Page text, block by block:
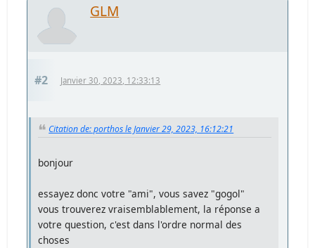
GLM
#2 Janvier 30, 2023, 12:33:13
Citation de: porthos le Janvier 29, 2023, 16:12:21
bonjour
essayez donc votre "ami", vous savez "gogol"
vous trouverez vraisemblablement, la réponse a
votre question, c'est dans l'ordre normal des
choses